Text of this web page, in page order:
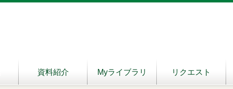
資料紹介 Myライブラリ リクエスト